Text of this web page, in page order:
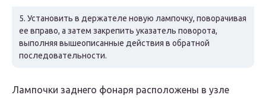
5. Установить в держателе новую лампочку, поворачивая
ее вправо, а затем закрепить указатель поворота,
выполняя вышеописанные действия в обратной
последовательности.
Лампочки заднего фонаря расположены в узле